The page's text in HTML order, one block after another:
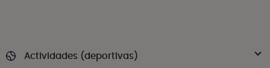
Actividades (deportivas)